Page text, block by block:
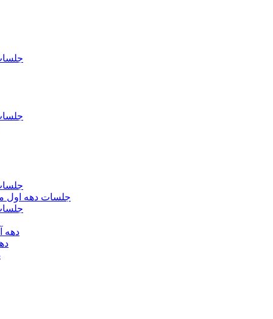
جلسات
جلسات
جلسات
جلسات دهه اول محرم الحرام 1393 -
جلسات
دهه آخر ماه
دهه